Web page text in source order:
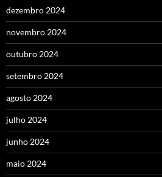
dezembro 2024
novembro 2024
outubro 2024
setembro 2024
agosto 2024
julho 2024
junho 2024
maio 2024